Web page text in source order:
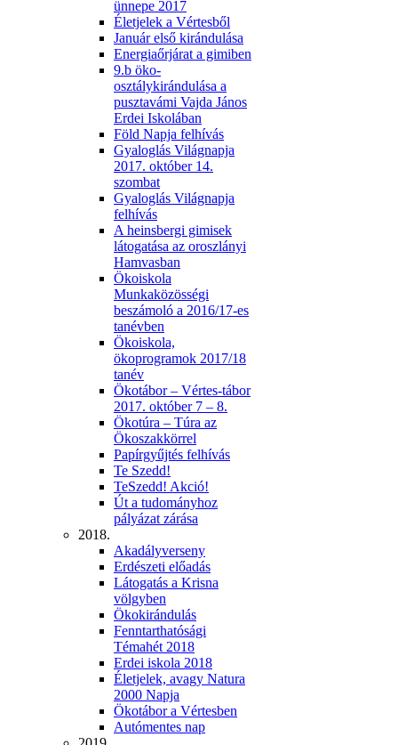
ünnepe 2017
Életjelek a Vértesből
Január első kirándulása
Energiaőrjárat a gimiben
9.b öko-
osztálykirándulása a
pusztavámi Vajda János
Erdei Iskolában
Föld Napja felhívás
Gyaloglás Világnapja
2017. október 14.
szombat
Gyaloglás Világnapja
felhívás
A heinsbergi gimisek
látogatása az oroszlányi
Hamvasban
Ökoiskola
Munkaközösségi
beszámoló a 2016/17-es
tanévben
Ökoiskola,
ökoprogramok 2017/18
tanév
Ökotábor – Vértes-tábor
2017. október 7 – 8.
Ökotúra – Túra az
Ökoszakkörrel
Papírgyűjtés felhívás
Te Szedd!
TeSzedd! Akció!
Út a tudományhoz
pályázat zárása
2018.
Akadályverseny
Erdészeti előadás
Látogatás a Krisna
völgyben
Ökokirándulás
Fenntarthatósági
Témahét 2018
Erdei iskola 2018
Életjelek, avagy Natura
2000 Napja
Ökotábor a Vértesben
Autómentes nap